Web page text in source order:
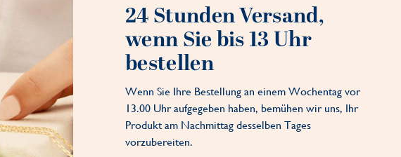
24 Stunden Versand,
wenn Sie bis 13 Uhr
bestellen
Wenn Sie Ihre Bestellung an einem Wochentag vor
13.00 Uhr aufgegeben haben, bemühen wir uns, Ihr
Produkt am Nachmittag desselben Tages
vorzubereiten.